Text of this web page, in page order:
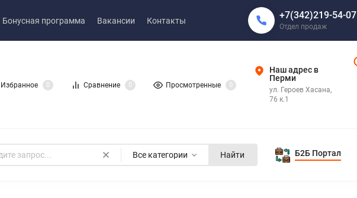
Бонусная программа Вакансии Контакты +7(342)219-54-07
Отдел продаж
Избранное 0 Сравнение 0 Просмотренные 0
Наш адрес в
Перми
ул. Героев Хасана,
76 к.1
Все категории Найти Б2Б Портал